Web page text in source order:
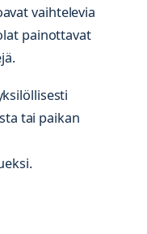
vaihtelevia
painottavat
tai paikan